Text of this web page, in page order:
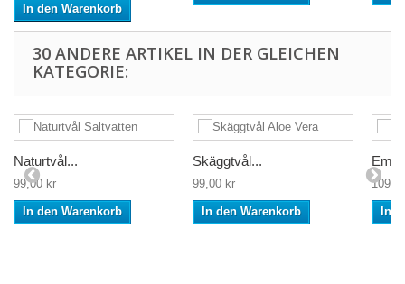
In den Warenkorb
30 ANDERE ARTIKEL IN DER GLEICHEN
KATEGORIE:
Naturtvål...
99,00 kr
In den Warenkorb
Skäggtvål...
99,00 kr
In den Warenkorb In